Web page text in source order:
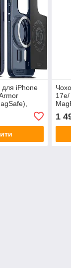
для iPhone
1